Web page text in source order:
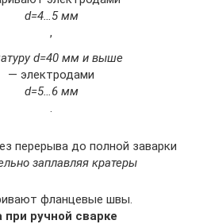
d=4…5 мм
,
d=40 мм и выше
— электродами
d=5…6 мм
перерыва до полной заварки
заплавляя кратеры
фланцевые швы.
при ручной сварке